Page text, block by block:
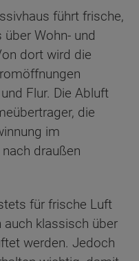
führt frische,
Wohn- und
dort wird die
Flur. Die Abluft
die
im
draußen
für frische Luft
klassisch über
werden. Jedoch